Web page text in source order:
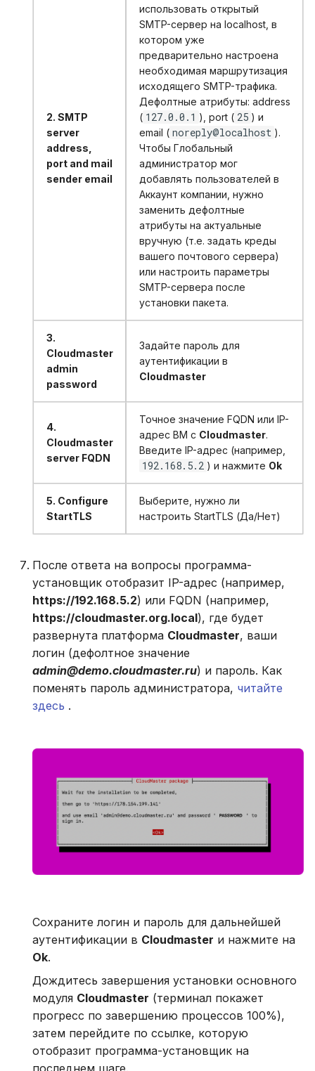
2. SMTP
server
address,
port and mail
sender email
использовать открытый
SMTP-сервер на localhost, в
котором уже
предварительно настроена
необходимая маршрутизация
исходящего SMTP-трафика.
Дефолтные атрибуты: address
( 127.0.0.1 ), port ( 25 ) и
email ( noreply@localhost ).
Чтобы Глобальный
администратор мог
добавлять пользователей в
Аккаунт компании, нужно
заменить дефолтные
атрибуты на актуальные
вручную (т.е. задать креды
вашего почтового сервера)
или настроить параметры
SMTP-сервера после
установки пакета.
3.
Cloudmaster
admin
password
Задайте пароль для
аутентификации в
Cloudmaster
4.
Cloudmaster
server FQDN
Точное значение FQDN или IP-
адрес ВМ с Cloudmaster.
Введите IP-адрес (например,
192.168.5.2 ) и нажмите Ok
5. Configure
StartTLS
Выберите, нужно ли
настроить StartTLS (Да/Нет)
После ответа на вопросы программа-
установщик отобразит IP-адрес (например,
https://192.168.5.2) или FQDN (например,
https://cloudmaster.org.local), где будет
развернута платформа Cloudmaster, ваши
логин (дефолтное значение
admin@demo.cloudmaster.ru) и пароль. Как
поменять пароль администратора, читайте
здесь .
Сохраните логин и пароль для дальнейшей
аутентификации в Cloudmaster и нажмите на
Ok.
Дождитесь завершения установки основного
модуля Cloudmaster (терминал покажет
прогресс по завершению процессов 100%),
затем перейдите по ссылке, которую
отобразит программа-установщик на